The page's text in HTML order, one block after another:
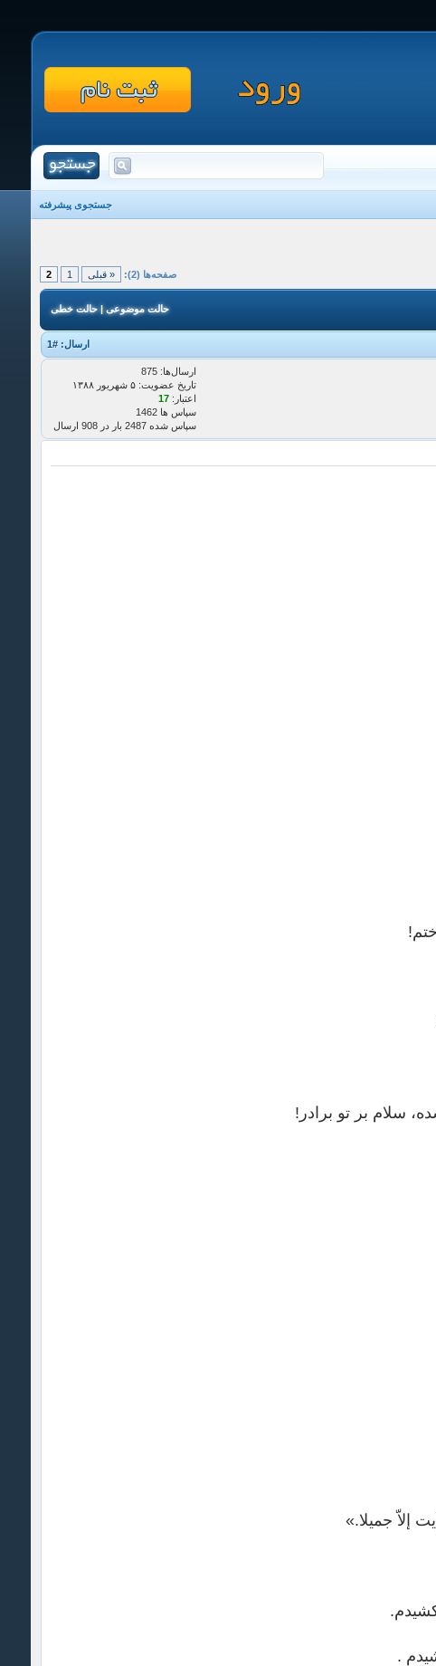
جستجوی پیشرفته
صفحه‌ها (2): « قبلی 1
2
حالت موضوعی|حالت خطی
ارسال:#1
ارسال‌ها: 875
تاریخ عضویت: ۵ شهريور ۱۳۸۸
اعتبار: 17
سپاس ها 1462
سپاس شده 2487 بار در 908 ارسال
إلاّ جمیلا.»